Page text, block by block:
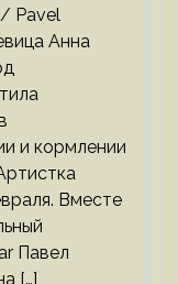
Pavel
Анна
и кормлении
Вместе
Павел
[…]